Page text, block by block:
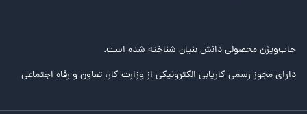
جاب‌ویژن محصولی دانش بنیان شناخته شده است.
دارای مجوز رسمی کاریابی الکترونیکی از وزارت کار، تعاون و رفاه اجتماعی